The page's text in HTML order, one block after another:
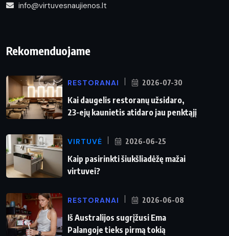
info@virtuvesnaujienos.lt
Rekomenduojame
RESTORANAI 2026-07-30
Kai daugelis restoranų užsidaro,
23-ejų kaunietis atidaro jau penktąjį
VIRTUVĖ 2026-06-25
Kaip pasirinkti šiukšliadėžę mažai
virtuvei?
RESTORANAI 2026-06-08
Iš Australijos sugrįžusi Ema
Palangoje tieks pirmą tokią